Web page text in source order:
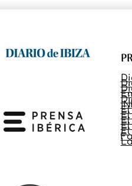
El
El
El
El
El